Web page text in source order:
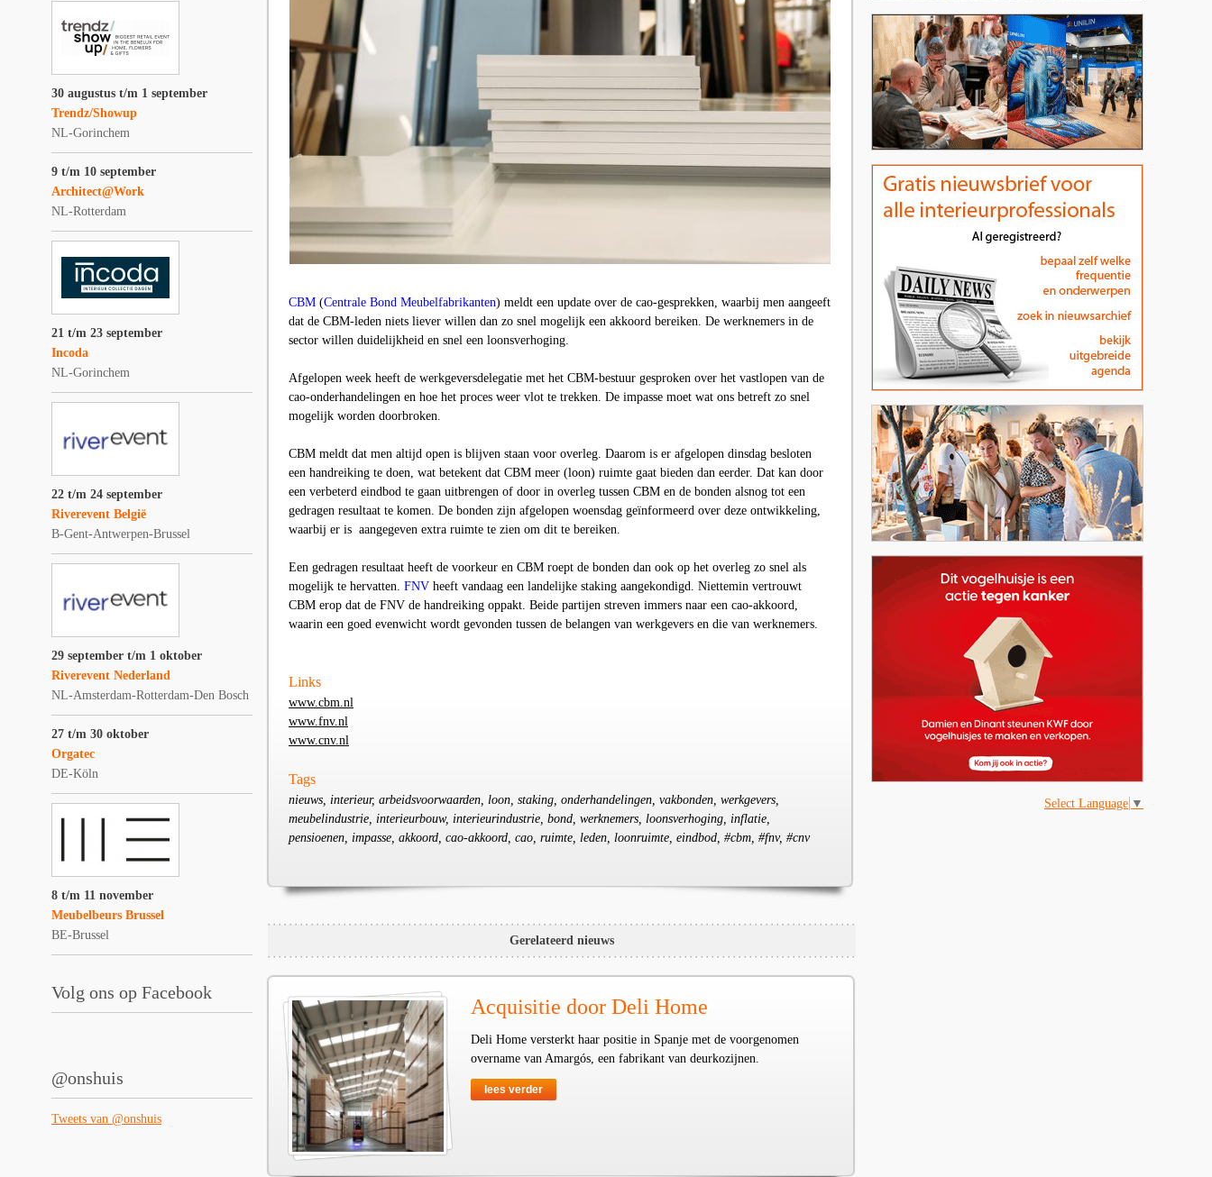
30 augustus t/m 1 september
Trendz/Showup
NL-Gorinchem
9 t/m 10 september
Architect@Work
NL-Rotterdam
21 t/m 23 september
Incoda
NL-Gorinchem
22 t/m 24 september
Riverevent België
B-Gent-Antwerpen-Brussel
29 september t/m 1 oktober
Riverevent Nederland
NL-Amsterdam-Rotterdam-Den Bosch
27 t/m 30 oktober
Orgatec
DE-Köln
8 t/m 11 november
Meubelbeurs Brussel
BE-Brussel
Volg ons op Facebook
@onshuis
Tweets van @onshuis
CBM (Centrale Bond Meubelfabrikanten) meldt een update over de cao-gesprekken, waarbij men aangeeft
dat de CBM-leden niets liever willen dan zo snel mogelijk een akkoord bereiken. De werknemers in de
sector willen duidelijkheid en snel een loonsverhoging.
Afgelopen week heeft de werkgeversdelegatie met het CBM-bestuur gesproken over het vastlopen van de
cao-onderhandelingen en hoe het proces weer vlot te trekken. De impasse moet wat ons betreft zo snel
mogelijk worden doorbroken.
CBM meldt dat men altijd open is blijven staan voor overleg. Daarom is er afgelopen dinsdag besloten
een handreiking te doen, wat betekent dat CBM meer (loon) ruimte gaat bieden dan eerder. Dat kan door
een verbeterd eindbod te gaan uitbrengen of door in overleg tussen CBM en de bonden alsnog tot een
gedragen resultaat te komen. De bonden zijn afgelopen woensdag geïnformeerd over deze ontwikkeling,
waarbij er is aangegeven extra ruimte te zien om dit te bereiken.
Een gedragen resultaat heeft de voorkeur en CBM roept de bonden dan ook op het overleg zo snel als
mogelijk te hervatten. FNV heeft vandaag een landelijke staking aangekondigd. Niettemin vertrouwt
CBM erop dat de FNV de handreiking oppakt. Beide partijen streven immers naar een cao-akkoord,
waarin een goed evenwicht wordt gevonden tussen de belangen van werkgevers en die van werknemers.
Links
www.cbm.nl
www.fnv.nl
www.cnv.nl
Tags
nieuws, interieur, arbeidsvoorwaarden, loon, staking, onderhandelingen, vakbonden, werkgevers,
meubelindustrie, interieurbouw, interieurindustrie, bond, werknemers, loonsverhoging, inflatie,
pensioenen, impasse, akkoord, cao-akkoord, cao, ruimte, leden, loonruimte, eindbod, #cbm, #fnv, #cnv
Gerelateerd nieuws
Acquisitie door Deli Home
Deli Home versterkt haar positie in Spanje met de voorgenomen
overname van Amargós, een fabrikant van deurkozijnen.
lees verder
Select Language ▼